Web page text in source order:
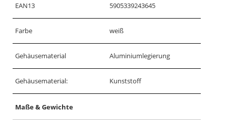
EAN13 5905339243645
Farbe weiß
Gehäusematerial Aluminiumlegierung
Gehäusematerial: Kunststoff
Maße & Gewichte